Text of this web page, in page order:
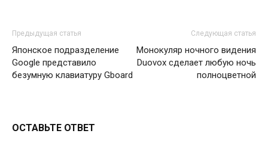
Предыдущая статья
Японское подразделение
Google представило
безумную клавиатуру Gboard
Следующая статья
Монокуляр ночного видения
Duovox сделает любую ночь
полноцветной
ОСТАВЬТЕ ОТВЕТ